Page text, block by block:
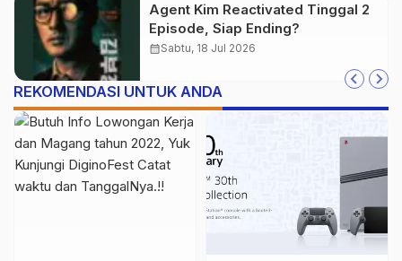
Agent Kim Reactivated Tinggal 2
Episode, Siap Ending?
calendar_monthSabtu, 18 Jul 2026
REKOMENDASI UNTUK ANDA